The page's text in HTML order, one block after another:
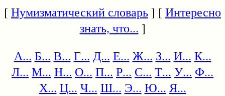
[Нумизматический словарь] [Интересно
знать, что... ]
А... Б... В... Г... Д... Е... Ж... З... И... К...
Л... М... Н... О... П... Р... С... Т... У... Ф...
Х... Ц... Ч... Ш... Э... Ю... Я...